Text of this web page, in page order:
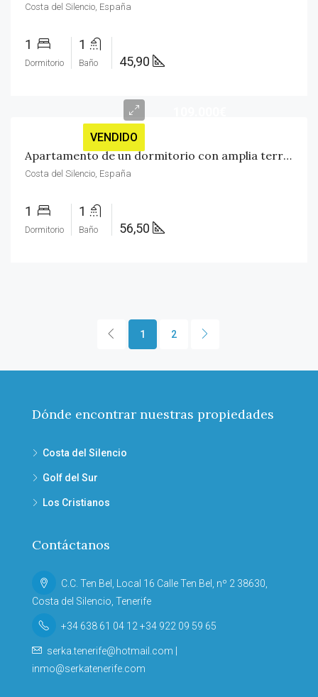
Costa del Silencio, España
1
Dormitorio
1
Baño 45,90
VENDIDO
Apartamento de un dormitorio con amplia terraza orientada al sur
Costa del Silencio, España
1
Dormitorio
1
Baño 56,50
1 2
Dónde encontrar nuestras propiedades
Costa del Silencio
Golf del Sur
Los Cristianos
Contáctanos
C.C. Ten Bel, Local 16 Calle Ten Bel, nº 2 38630,
Costa del Silencio, Tenerife
+34 638 61 04 12 +34 922 09 59 65
serka.tenerife@hotmail.com |
inmo@serkatenerife.com